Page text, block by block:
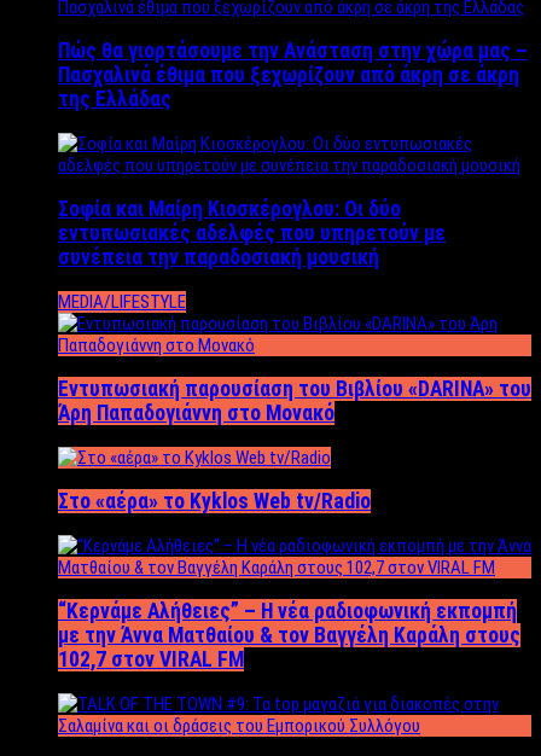
Πώς θα γιορτάσουμε την Ανάσταση στην χώρα μας –
Πασχαλινά έθιμα που ξεχωρίζουν από άκρη σε άκρη
της Ελλάδας
Σοφία και Μαίρη Κιοσκέρογλου: Οι δύο
εντυπωσιακές αδελφές που υπηρετούν με
συνέπεια την παραδοσιακή μουσική
MEDIA/LIFESTYLE
Εντυπωσιακή παρουσίαση του Βιβλίου «DARINA» του
Άρη Παπαδογιάννη στο Μονακό
Στο «αέρα» το Kyklos Web tv/Radio
“Kερνάμε Αλήθειες” – Η νέα ραδιοφωνική εκπομπή
με την Άννα Ματθαίου & τον Βαγγέλη Καράλη στους
102,7 στον VIRAL FM